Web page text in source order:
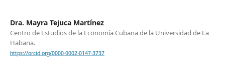
Dra. Mayra Tejuca Martínez
Centro de Estudios de la Economía Cubana de la Universidad de La
Habana.
https://orcid.org/0000-0002-0147-3737